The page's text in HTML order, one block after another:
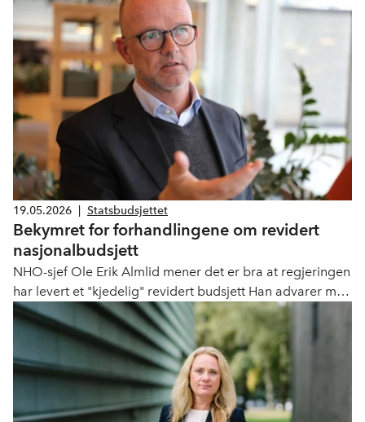
19.05.2026 Statsbudsjettet
Bekymret for forhandlingene om revidert
nasjonalbudsjett
NHO-sjef Ole Erik Almlid mener det er bra at regjeringen
har levert et "kjedelig" revidert budsjett Han advarer mot
hopp og sprett-politikk i de rødgrønne forhandlingene.